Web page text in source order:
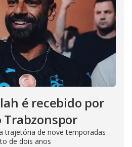
é recebido por
Trabzonspor
trajetória de nove temporadas
de dois anos